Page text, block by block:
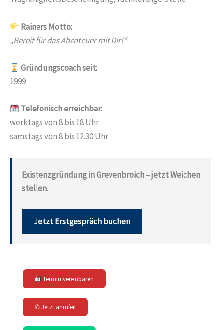
Rainers Motto:
„Bereit für das Abenteuer mit Dir!“
Gründungscoach seit:
1999
Telefonisch erreichbar:
werktags von 8 bis 18 Uhr
samstags von 8 bis 12.30 Uhr
Existenzgründung in Grevenbroich – jetzt Weichen
stellen.
Jetzt Erstgespräch buchen
Termin vereinbaren
✆ Jetzt anrufen